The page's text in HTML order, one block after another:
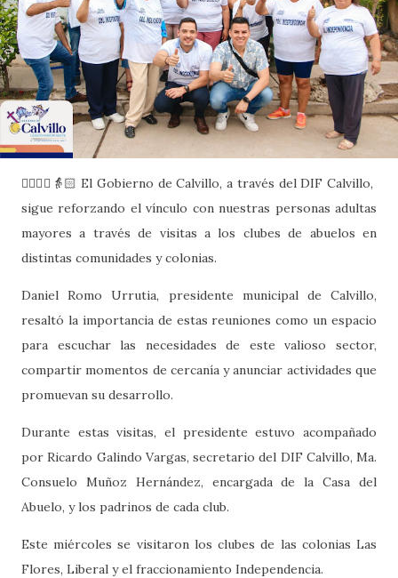
🙋🏻‍♂️✨👵🏻 El Gobierno de Calvillo, a través del DIF Calvillo,
sigue reforzando el vínculo con nuestras personas adultas
mayores a través de visitas a los clubes de abuelos en
distintas comunidades y colonias.
Daniel Romo Urrutia, presidente municipal de Calvillo,
resaltó la importancia de estas reuniones como un espacio
para escuchar las necesidades de este valioso sector,
compartir momentos de cercanía y anunciar actividades que
promuevan su desarrollo.
Durante estas visitas, el presidente estuvo acompañado
por Ricardo Galindo Vargas, secretario del DIF Calvillo, Ma.
Consuelo Muñoz Hernández, encargada de la Casa del
Abuelo, y los padrinos de cada club.
Este miércoles se visitaron los clubes de las colonias Las
Flores, Liberal y el fraccionamiento Independencia.